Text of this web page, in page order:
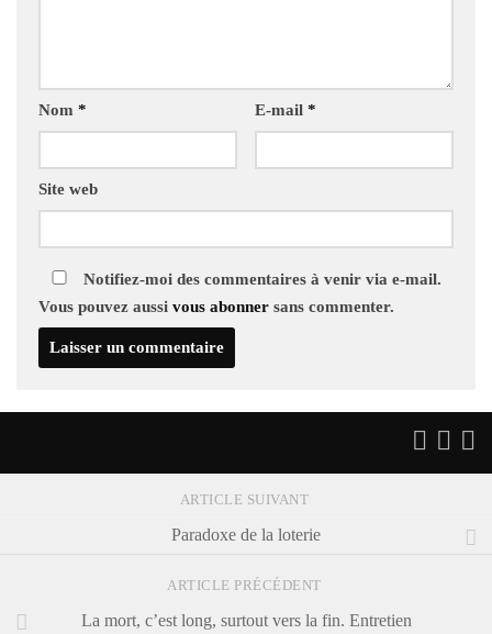
Nom * E-mail *
Site web
Notifiez-moi des commentaires à venir via e-mail.
Vous pouvez aussi vous abonner sans commenter.
ARTICLE SUIVANT
Paradoxe de la loterie
ARTICLE PRÉCÉDENT
La mort, c’est long, surtout vers la fin. Entretien